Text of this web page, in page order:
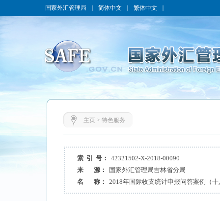
国家外汇管理局 简体中文 繁体中文
主页> 特色服务
索 引 号：
42321502-X-2018-00090
来 源：
国家外汇管理局吉林省分局
名 称：
2018年国际收支统计申报问答案例（十